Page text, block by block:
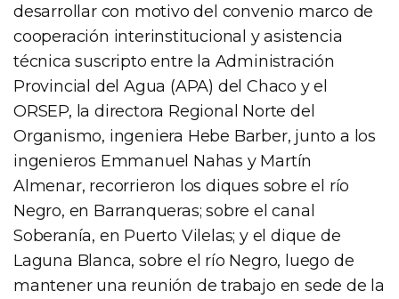
desarrollar con motivo del convenio marco de
cooperación interinstitucional y asistencia
técnica suscripto entre la Administración
Provincial del Agua (APA) del Chaco y el
ORSEP, la directora Regional Norte del
Organismo, ingeniera Hebe Barber, junto a los
ingenieros Emmanuel Nahas y Martín
Almenar, recorrieron los diques sobre el río
Negro, en Barranqueras; sobre el canal
Soberanía, en Puerto Vilelas; y el dique de
Laguna Blanca, sobre el río Negro, luego de
mantener una reunión de trabajo en sede de la